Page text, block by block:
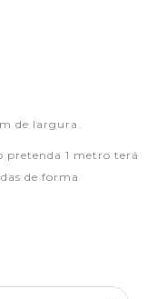
de largura.
pretenda 1 metro terá
de forma